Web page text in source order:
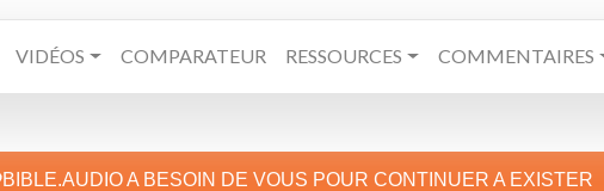
VIDÉOS COMPARATEUR RESSOURCES COMMENTAIRES
BIBLE.AUDIO A BESOIN DE VOUS POUR CONTINUER A EXISTER